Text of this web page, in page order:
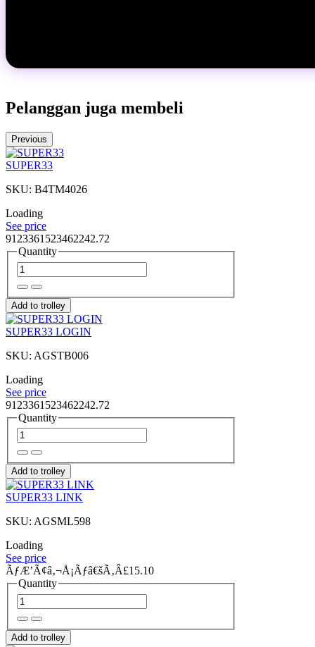
Pelanggan juga membeli
Previous
SUPER33
SKU: B4TM4026
Loading
See price
9123361523462242.72
Quantity
Add to trolley
SUPER33 LOGIN
SKU: AGSTB006
Loading
See price
9123361523462242.72
Quantity
Add to trolley
SUPER33 LINK
SKU: AGSML598
Loading
See price
ÃƒÆ’Ã¢â‚¬Å¡Ãƒâ€šÃ‚Â£15.10
Quantity
Add to trolley